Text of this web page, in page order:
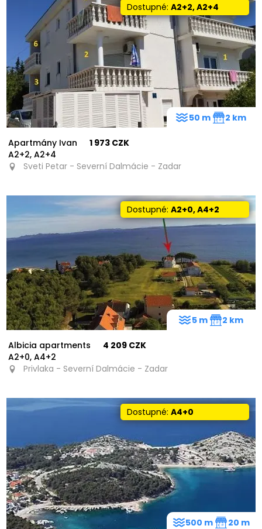
Dostupné:A2+2, A2+4
Apartmány Ivan
A2+2, A2+4
1 973 CZK
Sveti Petar - Severní Dalmácie - Zadar
50 m 2 km
Dostupné:A2+0, A4+2
Albicia apartments
A2+0, A4+2
4 209 CZK
Privlaka - Severní Dalmácie - Zadar
5 m 2 km
Dostupné:A4+0
500 m 20 m